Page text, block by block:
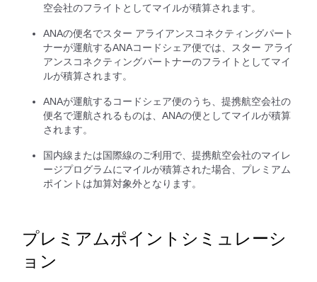
空会社のフライトとしてマイルが積算されます。
ANAの便名でスター アライアンスコネクティングパート
ナーが運航するANAコードシェア便では、スター アライ
アンスコネクティングパートナーのフライトとしてマイ
ルが積算されます。
ANAが運航するコードシェア便のうち、提携航空会社の
便名で運航されるものは、ANAの便としてマイルが積算
されます。
国内線または国際線のご利用で、提携航空会社のマイレ
ージプログラムにマイルが積算された場合、プレミアム
ポイントは加算対象外となります。
プレミアムポイントシミュレーシ
ョン